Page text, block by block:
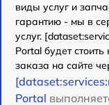
виды услуг и
гарантию - мы в
услуг.
Portal будет
заказа на сайте
Portal